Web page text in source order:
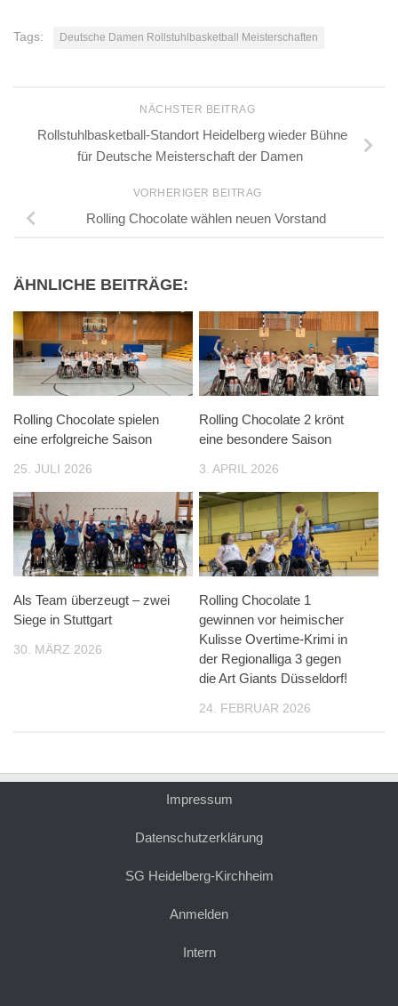
Tags: Deutsche Damen Rollstuhlbasketball Meisterschaften
NÄCHSTER BEITRAG
Rollstuhlbasketball-Standort Heidelberg wieder Bühne
für Deutsche Meisterschaft der Damen
VORHERIGER BEITRAG
Rolling Chocolate wählen neuen Vorstand
ÄHNLICHE BEITRÄGE:
Rolling Chocolate spielen
eine erfolgreiche Saison
25. JULI 2026
Rolling Chocolate 2 krönt
eine besondere Saison
3. APRIL 2026
Als Team überzeugt – zwei
Siege in Stuttgart
30. MÄRZ 2026
Rolling Chocolate 1
gewinnen vor heimischer
Kulisse Overtime-Krimi in
der Regionalliga 3 gegen
die Art Giants Düsseldorf!
24. FEBRUAR 2026
Impressum
Datenschutzerklärung
SG Heidelberg-Kirchheim
Anmelden
Intern